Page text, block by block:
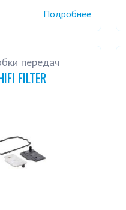
Подробнее
передач
FILTER